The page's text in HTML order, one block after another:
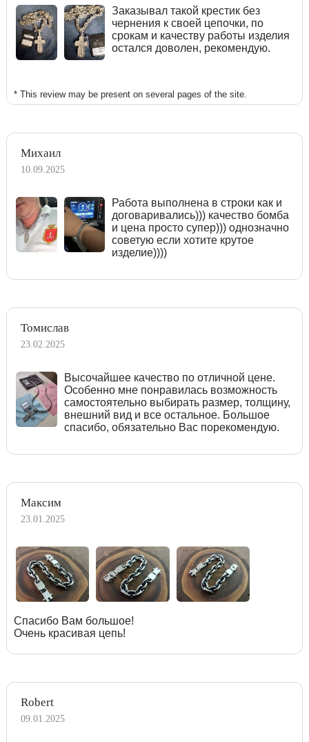
Заказывал такой крестик без
чернения к своей цепочки, по
срокам и качеству работы изделия
остался доволен, рекомендую.
* This review may be present on several pages of the site.
Михаил
10.09.2025
Работа выполнена в строки как и
договаривались))) качество бомба
и цена просто супер))) однозначно
советую если хотите крутое
изделие))))
Томислав
23.02.2025
Высочайшее качество по отличной цене.
Особенно мне понравилась возможность
самостоятельно выбирать размер, толщину,
внешний вид и все остальное. Большое
спасибо, обязательно Вас порекомендую.
Максим
23.01.2025
Спасибо Вам большое!
Очень красивая цепь!
Robert
09.01.2025